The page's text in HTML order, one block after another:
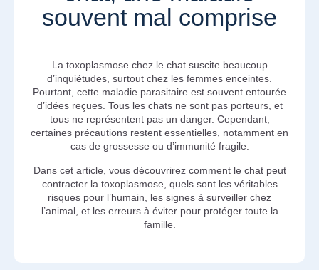
souvent mal comprise
La toxoplasmose chez le chat suscite beaucoup
d’inquiétudes, surtout chez les femmes enceintes.
Pourtant, cette maladie parasitaire est souvent entourée
d’idées reçues. Tous les chats ne sont pas porteurs, et
tous ne représentent pas un danger. Cependant,
certaines précautions restent essentielles, notamment en
cas de grossesse ou d’immunité fragile.
Dans cet article, vous découvrirez comment le chat peut
contracter la toxoplasmose, quels sont les véritables
risques pour l’humain, les signes à surveiller chez
l’animal, et les erreurs à éviter pour protéger toute la
famille.